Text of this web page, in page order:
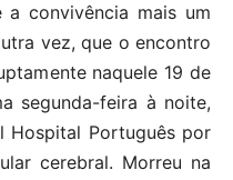
a convivência mais um
vez, que o encontro
naquele 19 de
segunda-feira à noite,
Hospital Português por
cerebral. Morreu na